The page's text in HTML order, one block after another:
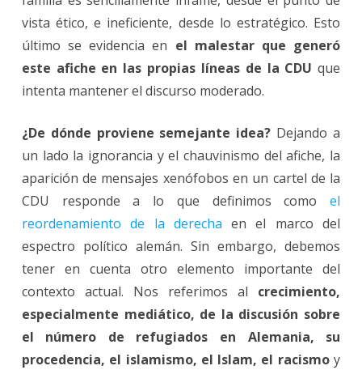
vista ético, e ineficiente, desde lo estratégico. Esto
último se evidencia en el malestar que generó
este afiche en las propias líneas de la CDU que
intenta mantener el discurso moderado.
¿De dónde proviene semejante idea? Dejando a
un lado la ignorancia y el chauvinismo del afiche, la
aparición de mensajes xenófobos en un cartel de la
CDU responde a lo que definimos comoel
reordenamiento de la derecha en el marco del
espectro político alemán. Sin embargo, debemos
tener en cuenta otro elemento importante del
contexto actual. Nos referimos al crecimiento,
especialmente mediático, de la discusión sobre
el número de refugiados en Alemania, su
procedencia, el islamismo, el Islam, el racismoy